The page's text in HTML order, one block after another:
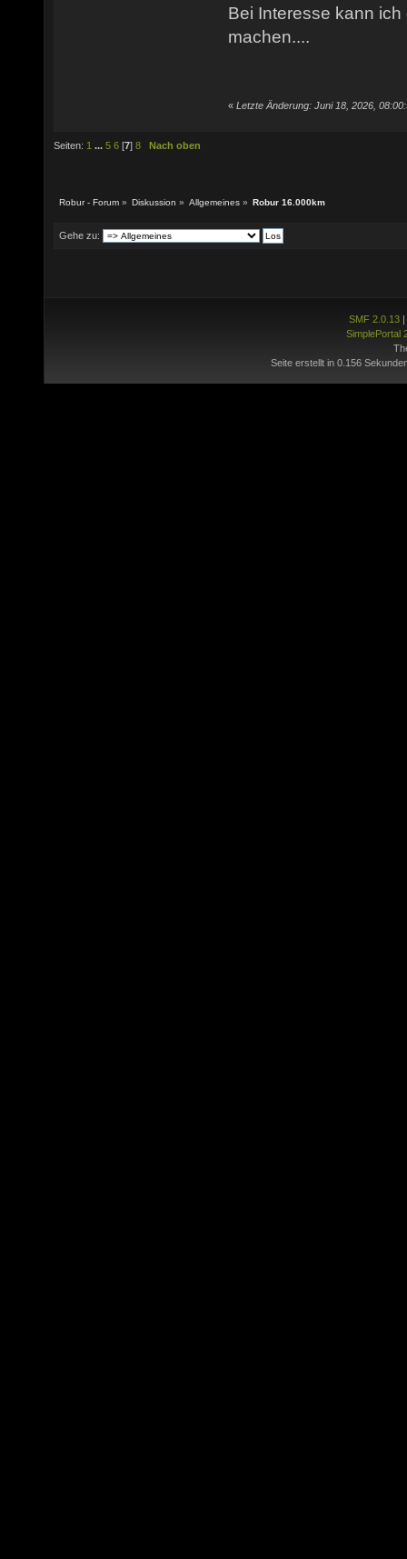
Bei Interesse kann
machen....
« Letzte Änderung: Juni 18, 2026,
Seiten: 1 ... 5 6 [7] 8 Nach oben
Robur - Forum » Diskussion » Allgemeines » Robur 16.000km
Gehe zu:
SMF 2.0.13|
SimplePortal
Seite erstellt in 0.156